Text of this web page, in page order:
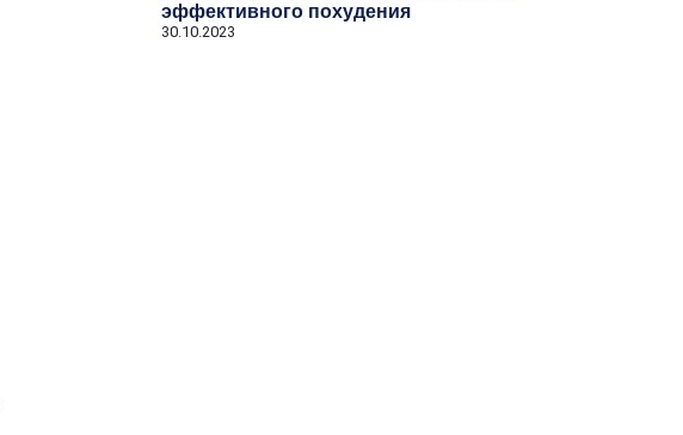
эффективного похудения
30.10.2023